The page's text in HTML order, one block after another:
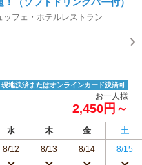
ッフェ・ホテルレストラン
現地決済またはオンラインカード決済可
お一人様
2,450円～
水 木 金
土
8/12 8/13 8/14 8/15